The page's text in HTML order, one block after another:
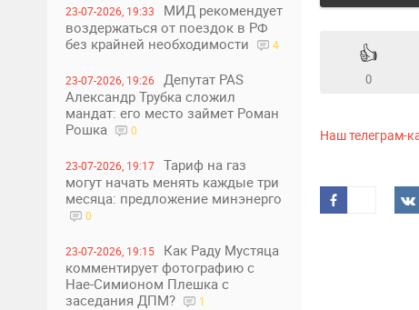
23-07-2026, 19:33
МИД рекомендует
воздержаться от поездок в РФ
без крайней необходимости
4
23-07-2026, 19:26
Депутат PAS
Александр Трубка сложил
мандат: его место займет Роман
Рошка
0
23-07-2026, 19:17
Тариф на газ
могут начать менять каждые три
месяца: предложение минэнерго
0
23-07-2026, 19:15
Как Раду Мустяца
комментирует фотографию с
Нае-Симионом Плешка с
заседания ДПМ?
1
👍
0
Наш телеграм-